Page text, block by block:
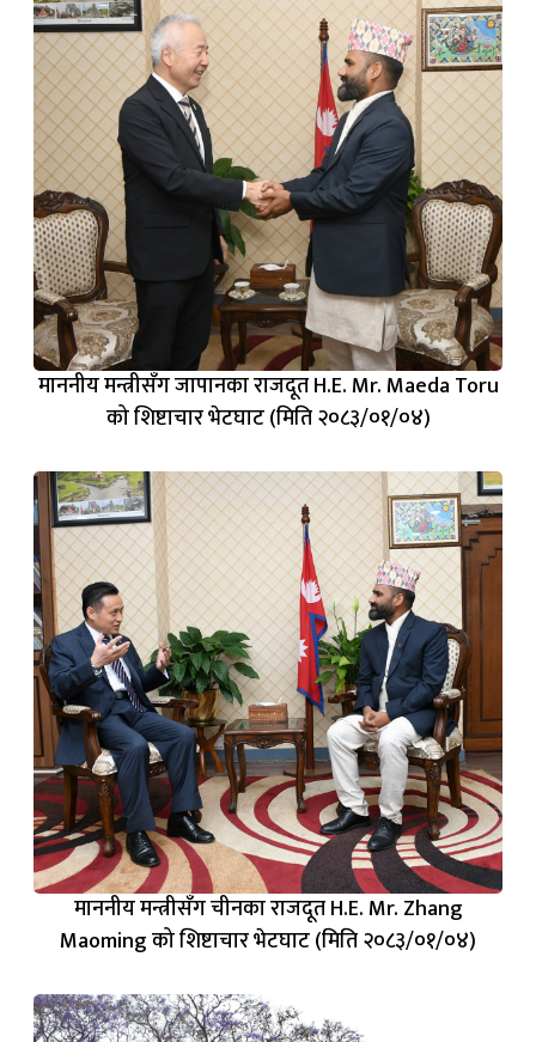
माननीय मन्त्रीसँग जापानका राजदूत H.E. Mr. Maeda Toru
को शिष्टाचार भेटघाट (मिति २०८३/०१/०४)
माननीय मन्त्रीसँग चीनका राजदूत H.E. Mr. Zhang
Maoming को शिष्टाचार भेटघाट (मिति २०८३/०१/०४)